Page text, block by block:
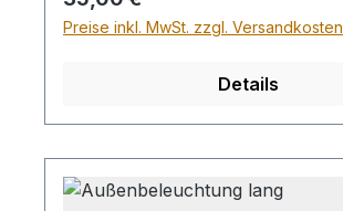
Preise inkl. MwSt. zzgl. Versandkosten
Details